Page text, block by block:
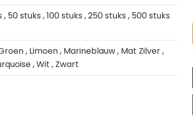
, 50 stuks , 100 stuks , 250 stuks , 500 stuks
, Limoen, Marineblauw, Mat Zilver,
, Wit , Zwart